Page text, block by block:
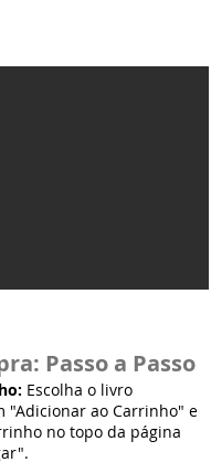
Passo a Passo
Escolha o livro
"Adicionar ao Carrinho" e
no topo da página